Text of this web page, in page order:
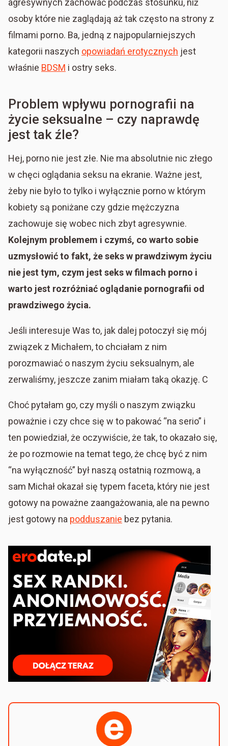
agresywnych zachować podczas stosunku, niż
osoby które nie zaglądają aż tak często na strony z
filmami porno. Ba, jedną z najpopularniejszych
kategorii naszych opowiadań erotycznych jest
właśnie BDSM i ostry seks.
Problem wpływu pornografii na
życie seksualne – czy naprawdę
jest tak źle?
Hej, porno nie jest złe. Nie ma absolutnie nic złego
w chęci oglądania seksu na ekranie. Ważne jest,
żeby nie było to tylko i wyłącznie porno w którym
kobiety są poniżane czy gdzie mężczyzna
zachowuje się wobec nich zbyt agresywnie.
Kolejnym problemem i czymś, co warto sobie
uzmysłowić to fakt, że seks w prawdziwym życiu
nie jest tym, czym jest seks w filmach porno i
warto jest rozróżniać oglądanie pornografii od
prawdziwego życia.
Jeśli interesuje Was to, jak dalej potoczył się mój
związek z Michałem, to chciałam z nim
porozmawiać o naszym życiu seksualnym, ale
zerwaliśmy, jeszcze zanim miałam taką okazję. C
Choć pytałam go, czy myśli o naszym związku
poważnie i czy chce się w to pakować “na serio” i
ten powiedział, że oczywiście, że tak, to okazało się,
że po rozmowie na temat tego, że chcę być z nim
“na wyłączność” był naszą ostatnią rozmową, a
sam Michał okazał się typem faceta, który nie jest
gotowy na poważne zaangażowania, ale na pewno
jest gotowy na podduszanie bez pytania.